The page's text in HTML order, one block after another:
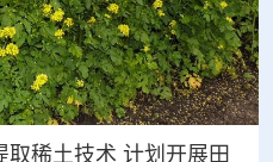
稀土技术 计划开展田